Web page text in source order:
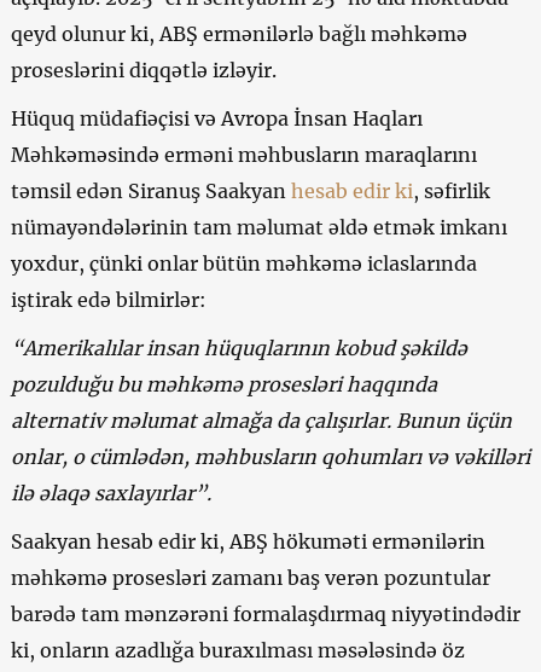
qeyd olunur ki, ABŞ ermənilərlə bağlı məhkəmə
proseslərini diqqətlə izləyir.
Hüquq müdafiəçisi və Avropa İnsan Haqları
Məhkəməsində erməni məhbusların maraqlarını
təmsil edən Siranuş Saakyan hesab edir ki, səfirlik
nümayəndələrinin tam məlumat əldə etmək imkanı
yoxdur, çünki onlar bütün məhkəmə iclaslarında
iştirak edə bilmirlər:
“Amerikalılar insan hüquqlarının kobud şəkildə
pozulduğu bu məhkəmə prosesləri haqqında
alternativ məlumat almağa da çalışırlar. Bunun üçün
onlar, o cümlədən, məhbusların qohumları və vəkilləri
ilə əlaqə saxlayırlar”.
Saakyan hesab edir ki, ABŞ hökuməti ermənilərin
məhkəmə prosesləri zamanı baş verən pozuntular
barədə tam mənzərəni formalaşdırmaq niyyətindədir
ki, onların azadlığa buraxılması məsələsində öz